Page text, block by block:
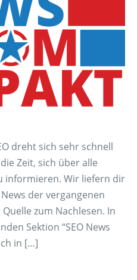
dreht sich sehr schnell
Zeit, sich über alle
informieren. Wir liefern dir
der vergangenen
zum Nachlesen. In
Sektion “SEO News
in […]